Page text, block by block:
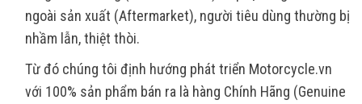
ngoài sản xuất (Aftermarket), người tiêu dùng thường bị
nhầm lẫn, thiệt thòi.
Từ đó chúng tôi định hướng phát triển Motorcycle.vn
với 100% sản phẩm bán ra là hàng Chính Hãng (Genuine